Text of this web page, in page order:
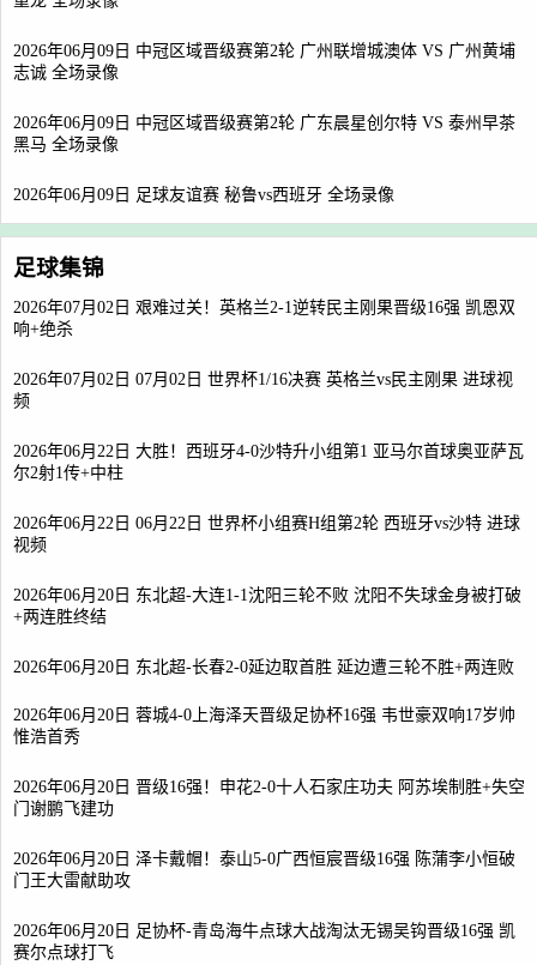
2026年06月09日 中冠区域晋级赛第2轮 广州联增城澳体 VS 广州黄埔
志诚 全场录像
2026年06月09日 中冠区域晋级赛第2轮 广东晨星创尔特 VS 泰州早茶
黑马 全场录像
2026年06月09日 足球友谊赛 秘鲁vs西班牙 全场录像
足球集锦
2026年07月02日 艰难过关！英格兰2-1逆转民主刚果晋级16强 凯恩双
响+绝杀
2026年07月02日 07月02日 世界杯1/16决赛 英格兰vs民主刚果 进球视
频
2026年06月22日 大胜！西班牙4-0沙特升小组第1 亚马尔首球奥亚萨瓦
尔2射1传+中柱
2026年06月22日 06月22日 世界杯小组赛H组第2轮 西班牙vs沙特 进球
视频
2026年06月20日 东北超-大连1-1沈阳三轮不败 沈阳不失球金身被打破
+两连胜终结
2026年06月20日 东北超-长春2-0延边取首胜 延边遭三轮不胜+两连败
2026年06月20日 蓉城4-0上海泽天晋级足协杯16强 韦世豪双响17岁帅
惟浩首秀
2026年06月20日 晋级16强！申花2-0十人石家庄功夫 阿苏埃制胜+失空
门谢鹏飞建功
2026年06月20日 泽卡戴帽！泰山5-0广西恒宸晋级16强 陈蒲李小恒破
门王大雷献助攻
2026年06月20日 足协杯-青岛海牛点球大战淘汰无锡吴钩晋级16强 凯
赛尔点球打飞